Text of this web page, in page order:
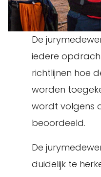
De
iedere
richtlijnen hoe
worden
wordt volgens
beoordeeld.
De
duidelijk te